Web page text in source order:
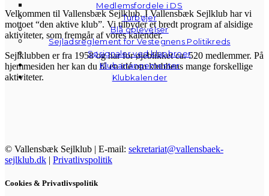
Medlemsfordele i DS
Turbøjer
Blå oplevelser
Sejladsreglement for Vestegnens Politikreds
Søsignaler ved klapbroer
Klubarrangementer
Klubkalender
Velkommen til Vallensbæk Sejlklub. I Vallensbæk Sejlklub har vi
mottoet “den aktive klub”. Vi tilbyder et bredt program af alsidige
aktiviteter, som fremgår af vores kalender.
Sejlklubben er fra 1958 og har for øjeblikket ca. 520 medlemmer. På
hjemmesiden her kan du få en idé om klubbens mange forskellige
aktiviteter.
© Vallensbæk Sejlklub | E-mail: sekretariat@vallensbaek-
sejlklub.dk | Privatlivspolitik
Cookies & Privatlivspolitik